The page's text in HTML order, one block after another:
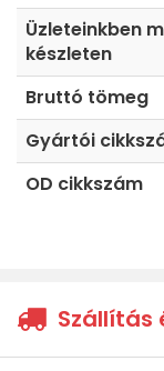
Üzleteinkben
készleten
Bruttó tömeg
Gyártói
OD cikkszám
Szállítás